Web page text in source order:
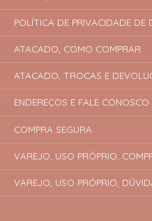
POLÍTICA DE PRIVACIDADE DE
ATACADO, COMO COMPRAR
ATACADO, TROCAS E
ENDEREÇOS E FALE CONOSCO
COMPRA SEGURA
VAREJO, USO PRÓPRIO,
VAREJO, USO PRÓPRIO,